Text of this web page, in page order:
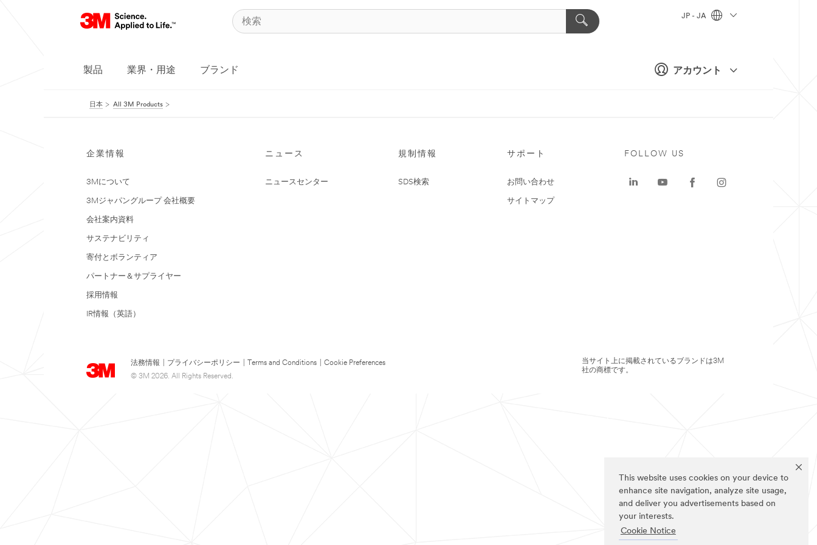
This website uses cookies on your device to
enhance site navigation, analyze site usage,
and deliver you advertisements based on
your interests.
Cookie Notice
アカウント
JP - JA
製品 業界・用途 ブランド
日本 All 3M Products
企業情報
3Mについて
3Mジャパングループ 会社概要
会社案内資料
サステナビリティ
寄付とボランティア
パートナー＆サプライヤー
採用情報
IR情報（英語）
ニュース
ニュースセンター
規制情報
SDS検索
サポート
お問い合わせ
サイトマップ
法務情報 プライバシーポリシー Terms and Conditions
Cookie Preferences
© 3M 2026. All Rights Reserved.
FOLLOW US
当サイト上に掲載されているブランドは3M
社の商標です。